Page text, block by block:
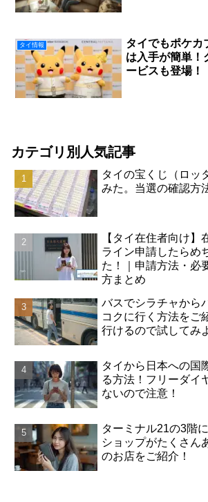
タイ情報
タイでもポケカ
は入手が簡単！
ービスも登場！
カテゴリ別人気記事
タイの宝くじ（ロッ
みた。当選の確認方
【タイ在住者向け】
ライン申請したらめ
た！｜申請方法・必
方まとめ
バスでシラチャから
コクに行く方法をご
行けるので試してみ
タイから日本への国
る方法！フリーダイ
ないので注意！
ターミナル21の3階
ショップがたくさん
のお店をご紹介！